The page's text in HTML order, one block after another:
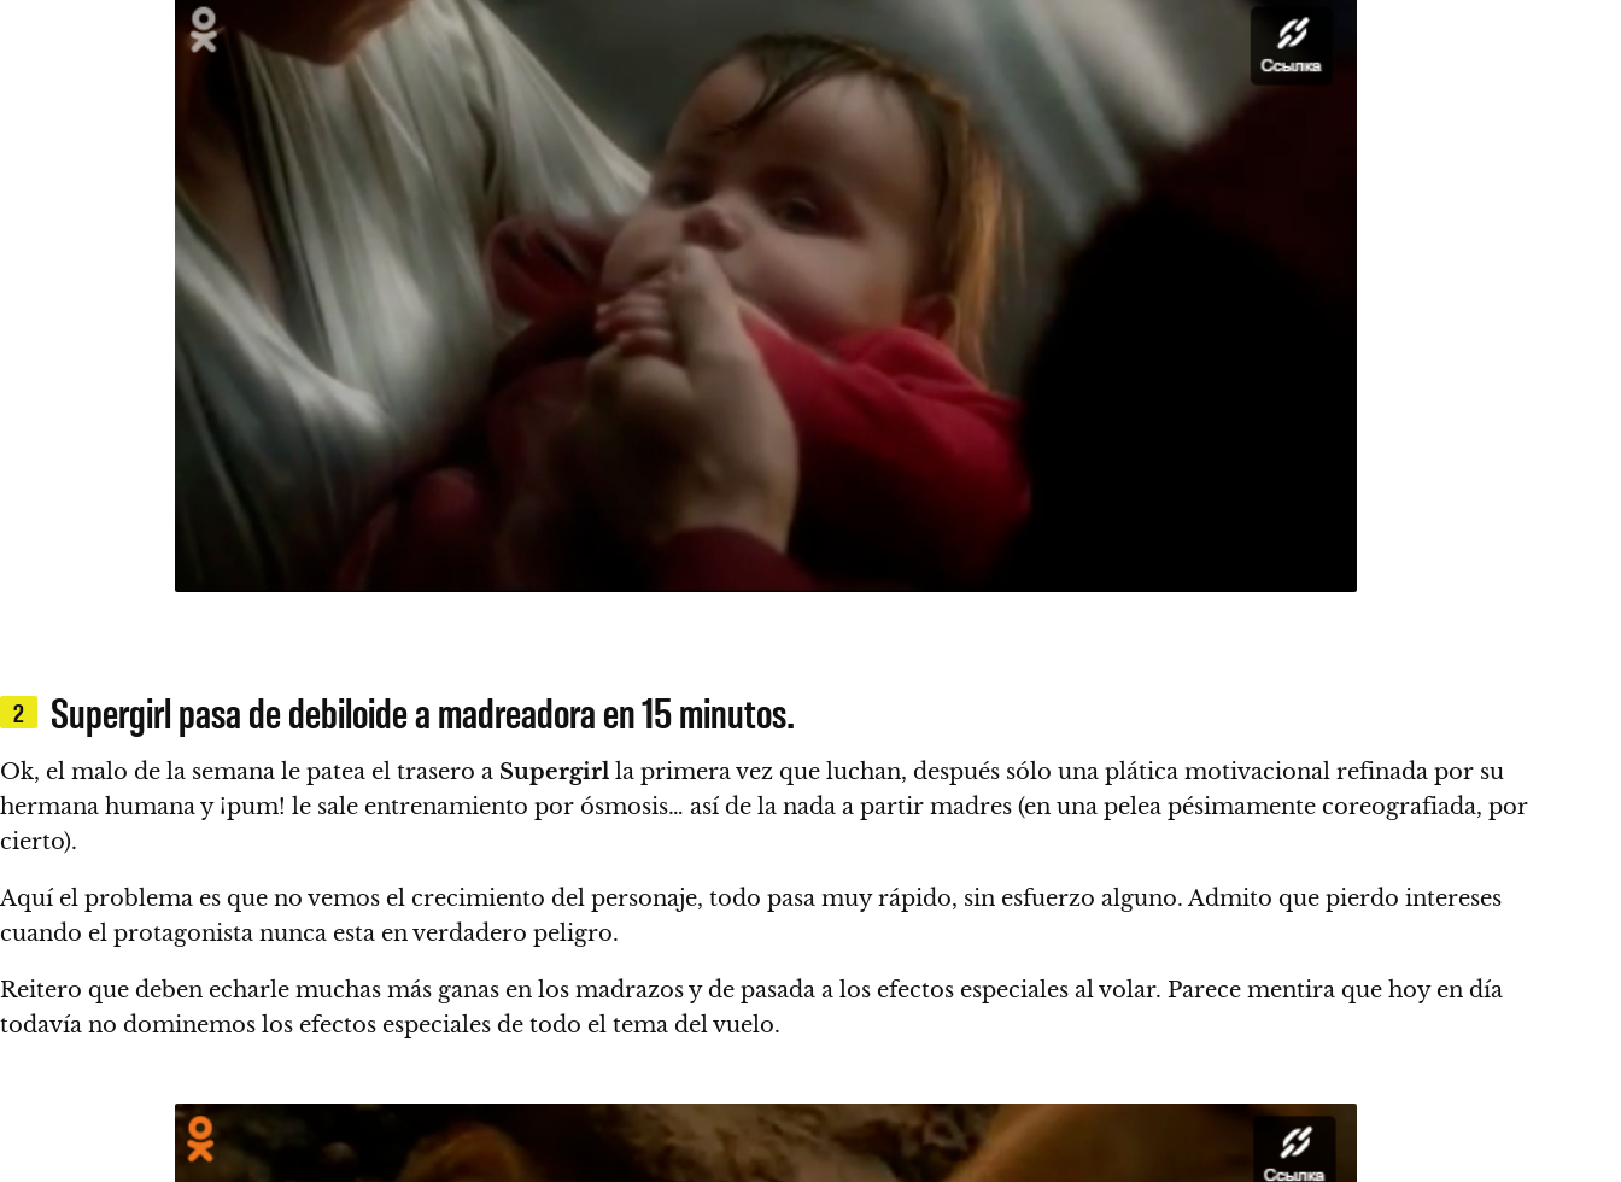
2 Supergirl pasa de debiloide a madreadora en 15 minutos.
Ok, el malo de la semana le patea el trasero a Supergirl la primera vez que luchan, después sólo una plática motivacional refinada por su
hermana humana y ¡pum! le sale entrenamiento por ósmosis… así de la nada a partir madres (en una pelea pésimamente coreografiada, por
cierto).
Aquí el problema es que no vemos el crecimiento del personaje, todo pasa muy rápido, sin esfuerzo alguno. Admito que pierdo intereses
cuando el protagonista nunca esta en verdadero peligro.
Reitero que deben echarle muchas más ganas en los madrazos y de pasada a los efectos especiales al volar. Parece mentira que hoy en día
todavía no dominemos los efectos especiales de todo el tema del vuelo.